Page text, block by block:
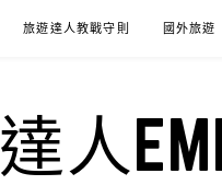
旅遊達人教戰守則 國外旅遊
達人